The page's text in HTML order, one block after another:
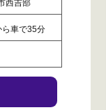
西吉部
ら車で35分